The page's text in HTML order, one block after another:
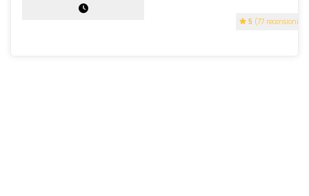
5 (77 recensioni)